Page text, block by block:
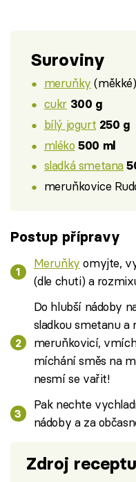
Suroviny
meruňky (měkké)
cukr 300 g
bílý jogurt 250 g
mléko 500 ml
sladká smetana
meruňkovice
Postup přípravy
Meruňky omyjte,
(dle chuti) a
Do hlubší nádoby
sladkou smetanu
meruňkovicí,
míchání směs na
nesmí se vařit!
Pak nechte
nádoby a za
Zdroj receptu